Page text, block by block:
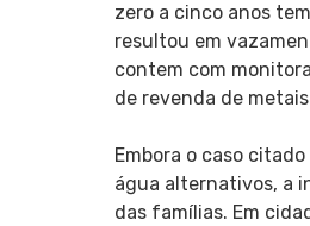
zero a cinco anos
resultou em
contem com
de revenda de
Embora o caso
água alternativos, a
das famílias. Em